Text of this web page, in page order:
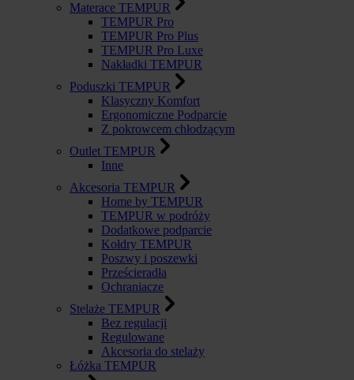
Materace TEMPUR
TEMPUR Pro
TEMPUR Pro Plus
TEMPUR Pro Luxe
Nakładki TEMPUR
Poduszki TEMPUR
Klasyczny Komfort
Ergonomiczne Podparcie
Z pokrowcem chłodzącym
Outlet TEMPUR
Inne
Akcesoria TEMPUR
Home by TEMPUR
TEMPUR w podróży
Dodatkowe podparcie
Kołdry TEMPUR
Poszwy i poszewki
Prześcieradła
Ochraniacze
Stelaże TEMPUR
Bez regulacji
Regulowane
Akcesoria do stelaży
Łóżka TEMPUR